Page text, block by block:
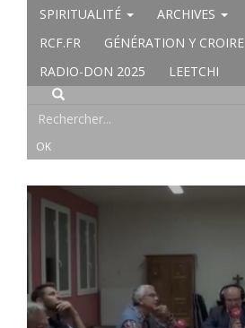
SPIRITUALITÉ
ARCHIVES
RCF.FR
GÉNÉRATION Y CROIRE
RADIO-DON 2025
LEETCHI